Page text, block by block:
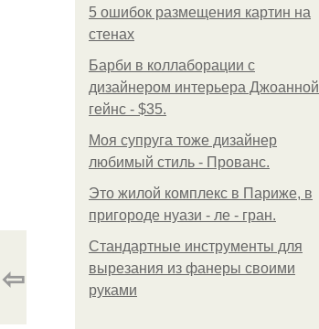
5 ошибок размещения картин на
стенах
Барби в коллаборации с
дизайнером интерьера Джоанной
гейнс - $35.
Моя супруга тоже дизайнер
любимый стиль - Прованс.
Это жилой комплекс в Париже, в
пригороде нуази - ле - гран.
Стандартные инструменты для
вырезания из фанеры своими
руками
⇦